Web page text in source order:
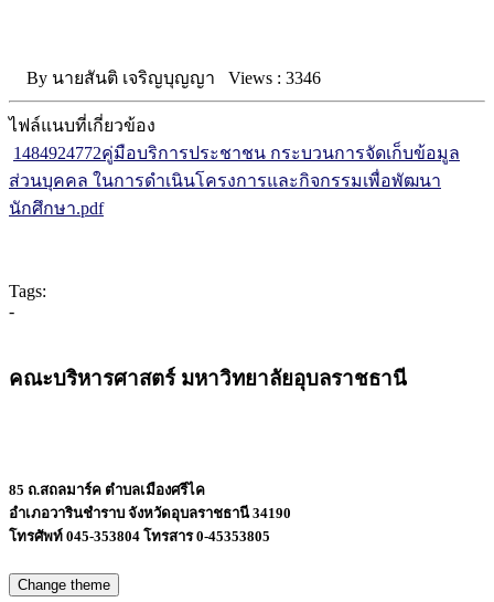
By นายสันติ เจริญบุญญา Views : 3346
ไฟล์แนบที่เกี่ยวข้อง
1484924772คู่มือบริการประชาชน กระบวนการจัดเก็บข้อมูล
ส่วนบุคคล ในการดำเนินโครงการและกิจกรรมเพื่อพัฒนา
นักศึกษา.pdf
Tags:
-
คณะบริหารศาสตร์ มหาวิทยาลัยอุบลราชธานี
85 ถ.สถลมาร์ค ตำบลเมืองศรีไค
อำเภอวารินชำราบ จังหวัดอุบลราชธานี 34190
โทรศัพท์ 045-353804 โทรสาร 0-45353805
Change theme